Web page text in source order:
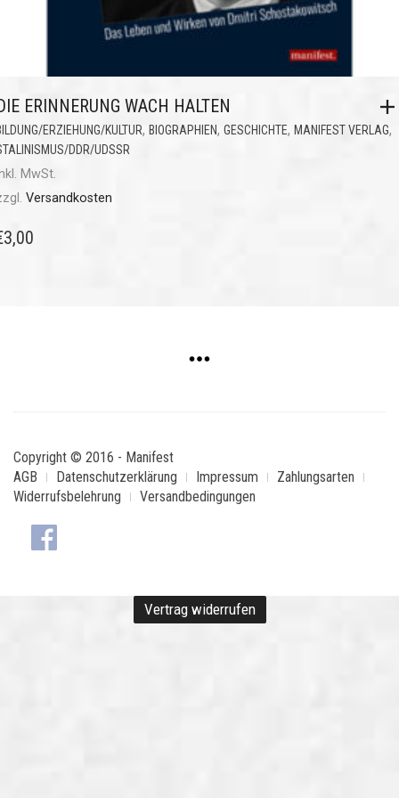
ERINNERUNG WACH HALTEN
ERZIEHUNG/KULTUR, BIOGRAPHIEN, GESCHICHTE, MANIFEST VERLAG,
DDR/UDSSR
MwSt.
Versandkosten
3,00
Copyright © 2016 - Manifest
AGB
Datenschutzerklärung Impressum
Zahlungsarten
Widerrufsbelehrung
Versandbedingungen
Vertrag widerrufen